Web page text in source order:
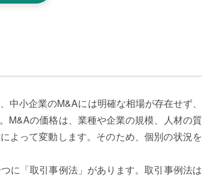
中小企業のM&Aには明確な相場が存在せず
M&Aの価格は、業種や企業の規模、人材の
よって変動します。そのため、個別の状況
に「取引事例法」があります。取引事例法